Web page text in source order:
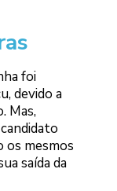
foi
devido a
Mas,
os mesmos
saída da